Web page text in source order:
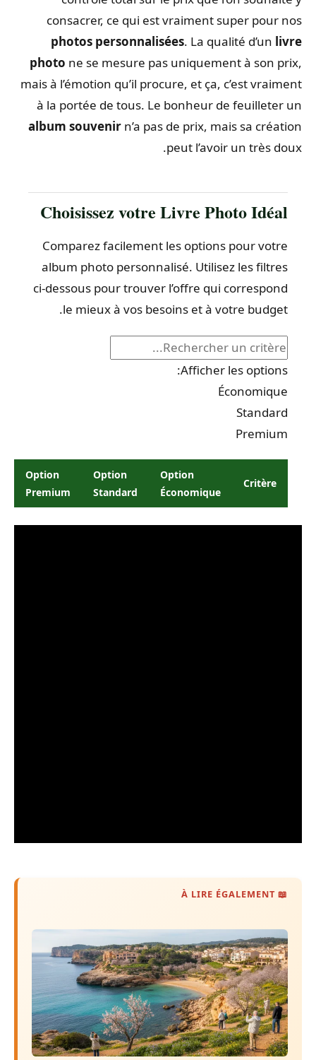
consacrer, ce qui est vraiment super pour nos
photos personnalisées . La qualité d’unlivre
photo ne se mesure pas uniquement à son prix,
mais à l’émotion qu’il procure, et ça, c’est vraiment
à la portée de tous. Le bonheur de feuilleter un
album souvenir n’a pas de prix, mais sa création
peut l’avoir un très doux.
Choisissez votre Livre Photo Idéal
Comparez facilement les options pour votre
album photo personnalisé. Utilisez les filtres
ci-dessous pour trouver l’offre qui correspond
le mieux à vos besoins et à votre budget.
Filtrer par critère:
Afficher les options:
Économique
Standard
Premium
Critère
Option
Économique
Option
Standard
Option
Premium
📖 À LIRE ÉGALEMENT